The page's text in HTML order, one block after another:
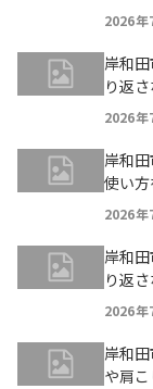
2026年
岸和
り返
2026年
岸和
使い
2026年
岸和
り返
2026年
岸和
や肩